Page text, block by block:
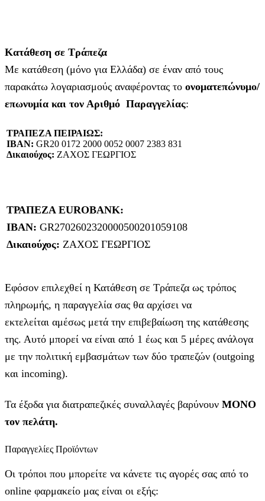
Κατάθεση σε Τράπεζα
Με κατάθεση (μόνο για Ελλάδα) σε έναν από τους
παρακάτω λογαριασμούς αναφέροντας το ονοματεπώνυμο/
επωνυμία και τον Αριθμό Παραγγελίας:
ΤΡΑΠΕΖΑ ΠΕΙΡΑΙΩΣ:
IBAN: GR20 0172 2000 0052 0007 2383 831
Δικαιούχος: ΖΑΧΟΣ ΓΕΩΡΓΙΟΣ
ΤΡΑΠΕΖΑ EUROBANK:
IBAN: GR2702602320000500201059108
Δικαιούχος: ΖΑΧΟΣ ΓΕΩΡΓΙΟΣ
Εφόσον επιλεχθεί η Κατάθεση σε Τράπεζα ως τρόπος
πληρωμής, η παραγγελία σας θα αρχίσει να
εκτελείται αμέσως μετά την επιβεβαίωση της κατάθεσης
της. Αυτό μπορεί να είναι από 1 έως και 5 μέρες ανάλογα
με την πολιτική εμβασμάτων των δύο τραπεζών (outgoing
και incoming).
Τα έξοδα για διατραπεζικές συναλλαγές βαρύνουν MONO
τον πελάτη.
Παραγγελίες Προϊόντων
Οι τρόποι που μπορείτε να κάνετε τις αγορές σας από το
online φαρμακείο μας είναι οι εξής: